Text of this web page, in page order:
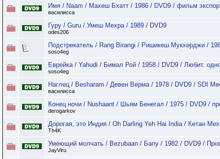
Имя / Naam / Махеш Бхатт / 1986 / DVD9 / фильм
василисса
Гуру / Guru / Умеш Мехра / 1989 / DVD9
odes206
Подстрекатель / Rang Birangi / Ришикеш Мукхерджи /
soso4eg
Еврейка / Yahudi / Бимал Рой / 1958 / DVD9 / Любит.
soso4eg
Наглец / Besharam / Девен Верма / 1978 / DVD9 / SDI
василисса
Конец ночи / Nushaant / Шьям Бенегал / 1975 / DVD9 /
derogarkov
Дорогая, это Индия / Oh Darling Yeh Hai India / Кетан
Th4K
Умеющий молчать / Bezubaan / Бапу / 1982 / DVD9 /
JayViru